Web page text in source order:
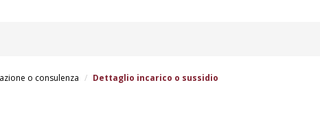
o consulenza Dettaglio incarico o sussidio